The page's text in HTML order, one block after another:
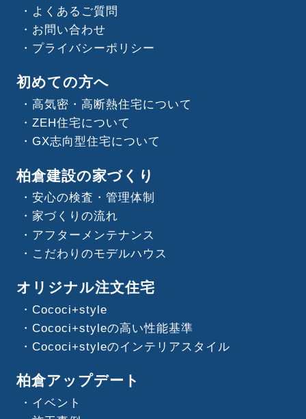
よくあるご質問
お問い合わせ
プライバシーポリシー
初めての方へ
高気密・高断熱住宅について
ZEH住宅について
GX志向型住宅について
柏倉建設の家づくり
安心の検査・管理体制
家づくりの流れ
アフターメンテナンス
こだわりのモデルハウス
オリジナル注文住宅
Cococi+style
Cococi+styleの高い性能基準
Cococi+styleのインテリアスタイル
柏倉アップデート
イベント